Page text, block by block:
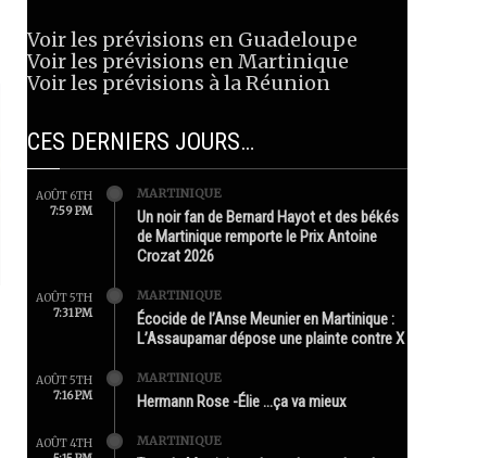
Voir les prévisions en Guadeloupe
Voir les prévisions en Martinique
Voir les prévisions à la Réunion
CES DERNIERS JOURS…
AOÛT 6TH
7:59 PM
MARTINIQUE
Un noir fan de Bernard Hayot et des békés
de Martinique remporte le Prix Antoine
Crozat 2026
AOÛT 5TH
7:31 PM
MARTINIQUE
Écocide de l’Anse Meunier en Martinique :
L’Assaupamar dépose une plainte contre X
AOÛT 5TH
7:16 PM
MARTINIQUE
Hermann Rose -Élie …ça va mieux
AOÛT 4TH
MARTINIQUE